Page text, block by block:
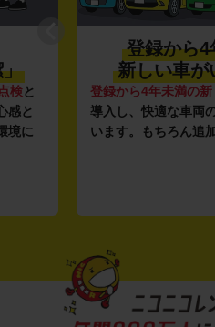
」
検と
感と
境に
登録から4
新しい車が
登録から4年未満の
導入し、快適な車両
います。もちろん追